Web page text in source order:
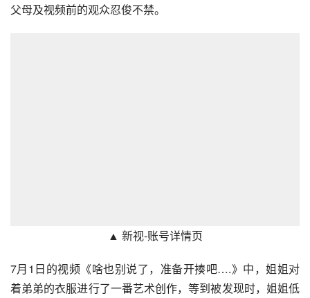
父母及视频前的观众忍俊不禁。
▲ 新视-账号详情页
7月1日的视频《啥也别说了，准备开揍吧….》中，姐姐对
着弟弟的衣服进行了一番艺术创作，等到被发现时，姐姐低